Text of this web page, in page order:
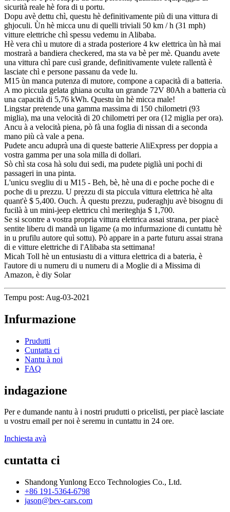
sicurità reale hè fora di u portu.
Dopu avè dettu chì, questu hè definitivamente più di una vittura di
ghjoculi. Ùn hè micca unu di quelli triviali 50 km / h (31 mph)
vitture elettriche chì spessu vedemu in Alibaba.
Hè vera chì u mutore di a strada posteriore 4 kw elettrica ùn hà mai
mostrarà a bandiera checkered, ma sta va bè per mè. Quandu avete
una vittura chì pare cusì grande, definitivamente vulete rallentà è
lasciate chì e persone passanu da vede lu.
M15 ùn manca putenza di mutore, compone a capacità di a batteria.
A mo piccula gelata ghiana oculta un grande 72V 80Ah a batteria cù
una capacità di 5,76 kWh. Questu ùn hè micca male!
Lingstar pretende una gamma massima di 150 chilometri (93
miglia), ma una velocità di 20 chilometri per ora (12 miglia per ora).
Ancu à a velocità piena, pò fà una foglia di nissan di a seconda
mano più cà vale a pena.
Pudete ancu aduprà una di queste batterie AliExpress per doppia a
vostra gamma per una sola milla di dollari.
Sò chì sta cosa hà solu dui sedi, ma pudete piglià uni pochi di
passageri in una pinta.
L'unicu svegliu di u M15 - Beh, bè, hè una di e poche poche di e
poche di u prezzu. U prezzu di sta piccula vittura elettrica hè alta
quant'è $ 5,400. Ouch. À questu prezzu, puderaghju avè bisognu di
fucilà à un mini-jeep elettricu chì meriteghja $ 1,700.
Se si scontre a vostra propria vittura elettrica assai strana, per piacè
sentite liberu di mandà un ligame (a mo infurmazione di cuntattu hè
in u prufilu autore quì sottu). Pò appare in a parte futuru assai strana
di e vitture elettriche di l'Alibaba sta settimana!
Micah Toll hè un entusiastu di a vittura elettrica di a bateria, è
l'autore di u numeru di u numeru di a Moglie di a Missima di
Amazon, è diy Solar
Tempu post: Aug-03-2021
Infurmazione
Prudutti
Cuntatta ci
Nantu à noi
FAQ
indagazione
Per e dumande nantu à i nostri prudutti o pricelisti, per piacè lasciate
u vostru email per noi è seremu in cuntattu in 24 ore.
Inchiesta avà
cuntatta ci
Shandong Yunlong Ecco Technologies Co., Ltd.
+86 191-5364-6798
jason@bev-cars.com